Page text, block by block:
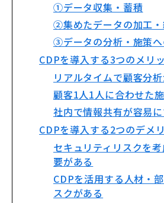
①データ収集・蓄積
②集めたデータの加工
③データの分析・施策
CDPを導入する3つのメリ
リアルタイムで顧客分
顧客1人1人に合わせた
社内で情報共有が容易
CDPを導入する2つのデメ
セキュリティリスクを
要がある
CDPを活用する人材・
スクがある